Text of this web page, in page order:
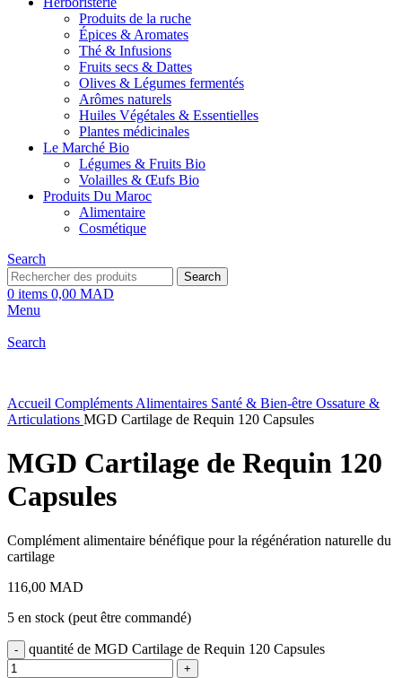
Produits de la ruche
Épices & Aromates
Thé & Infusions
Fruits secs & Dattes
Olives & Légumes fermentés
Arômes naturels
Huiles Végétales & Essentielles
Plantes médicinales
Le Marché Bio
Légumes & Fruits Bio
Volailles & Œufs Bio
Produits Du Maroc
Alimentaire
Cosmétique
Search
Search
0 items 0,00 MAD
Menu
Search
Accueil Compléments Alimentaires Santé & Bien-être Ossature &
Articulations MGD Cartilage de Requin 120 Capsules
MGD Cartilage de Requin 120
Capsules
Complément alimentaire bénéfique pour la régénération naturelle du
cartilage
116,00 MAD
5 en stock (peut être commandé)
quantité de MGD Cartilage de Requin 120 Capsules